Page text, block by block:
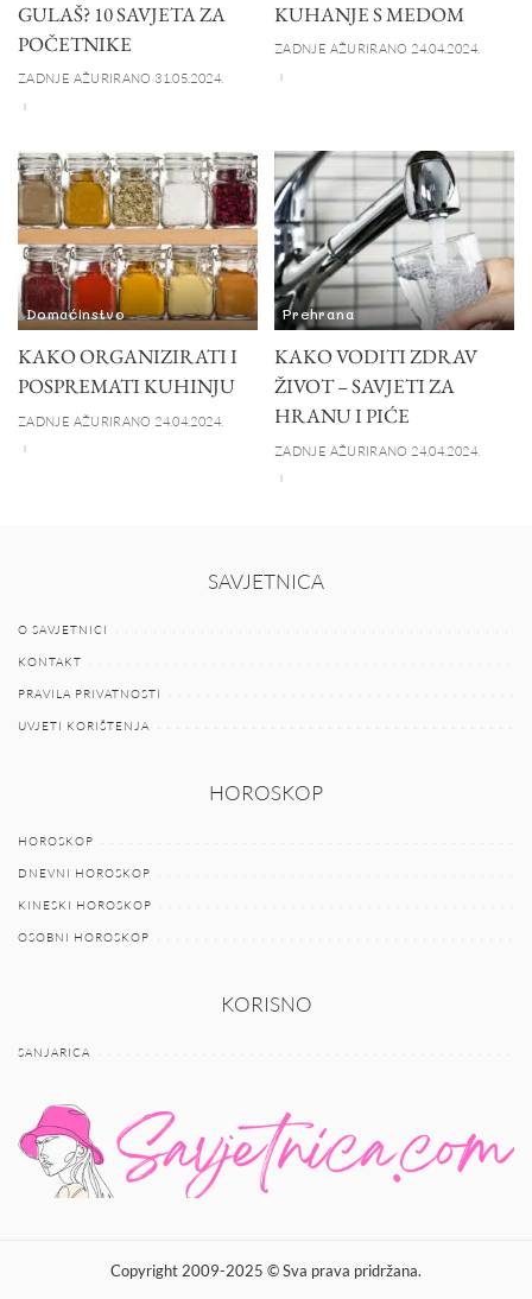
GULAŠ? 10 SAVJETA ZA
POČETNIKE
ZADNJE AŽURIRANO 31.05.2024.
KUHANJE S MEDOM
ZADNJE AŽURIRANO 24.04.2024.
Domaćinstvo
KAKO ORGANIZIRATI I
POSPREMATI KUHINJU
ZADNJE AŽURIRANO 24.04.2024.
Prehrana
KAKO VODITI ZDRAV
ŽIVOT – SAVJETI ZA
HRANU I PIĆE
ZADNJE AŽURIRANO 24.04.2024.
SAVJETNICA
O SAVJETNICI
KONTAKT
PRAVILA PRIVATNOSTI
UVJETI KORIŠTENJA
HOROSKOP
HOROSKOP
DNEVNI HOROSKOP
KINESKI HOROSKOP
OSOBNI HOROSKOP
KORISNO
SANJARICA
Copyright 2009-2025 © Sva prava pridržana.